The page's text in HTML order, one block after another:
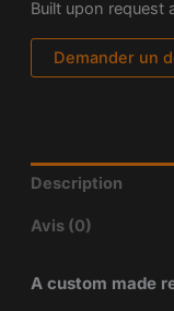
Built upon request
Demander un
Description
Avis (0)
A custom made